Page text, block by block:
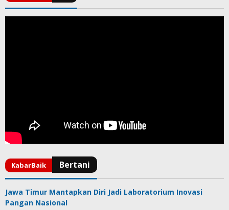
Jawa Timur Mantapkan Diri Jadi Laboratorium Inovasi
Pangan Nasional